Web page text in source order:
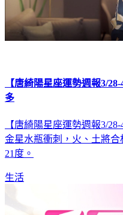
【唐綺陽星座運勢週報3/
多
【唐綺陽星座運勢週報3/
金星水瓶衝刺，火、土將
21度。
生活